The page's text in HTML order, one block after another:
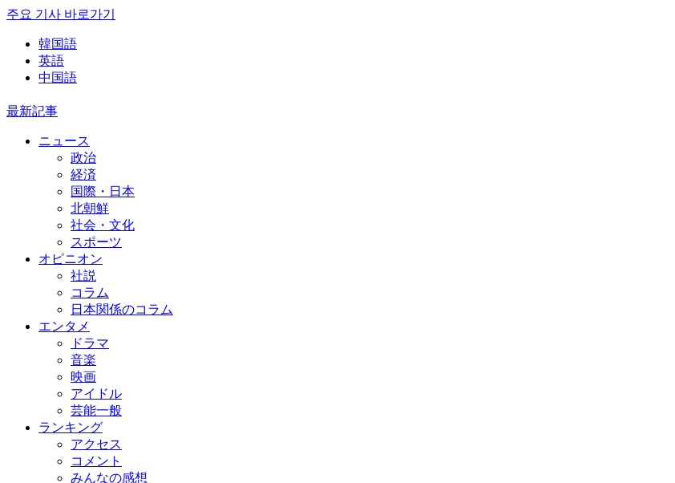
주요 기사 바로가기
韓国語
英語
中国語
最新記事
ニュース
政治
経済
国際・日本
北朝鮮
社会・文化
スポーツ
オピニオン
社説
コラム
日本関係のコラム
エンタメ
ドラマ
音楽
映画
アイドル
芸能一般
ランキング
アクセス
コメント
みんなの感想